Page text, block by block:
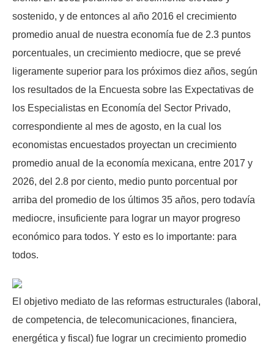
sostenido, y de entonces al año 2016 el crecimiento
promedio anual de nuestra economía fue de 2.3 puntos
porcentuales, un crecimiento mediocre, que se prevé
ligeramente superior para los próximos diez años, según
los resultados de la Encuesta sobre las Expectativas de
los Especialistas en Economía del Sector Privado,
correspondiente al mes de agosto, en la cual los
economistas encuestados proyectan un crecimiento
promedio anual de la economía mexicana, entre 2017 y
2026, del 2.8 por ciento, medio punto porcentual por
arriba del promedio de los últimos 35 años, pero todavía
mediocre, insuficiente para lograr un mayor progreso
económico para todos. Y esto es lo importante: para
todos.
El objetivo mediato de las reformas estructurales (laboral,
de competencia, de telecomunicaciones, financiera,
energética y fiscal) fue lograr un crecimiento promedio